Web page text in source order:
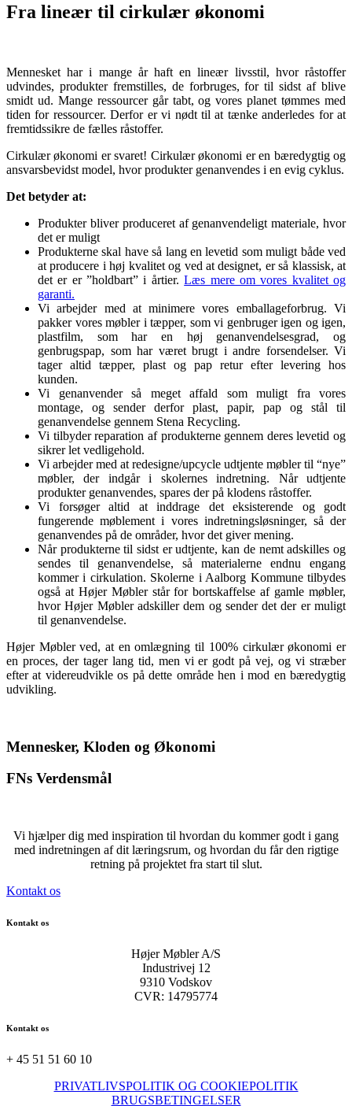
Fra lineær til cirkulær økonomi
Mennesket har i mange år haft en lineær livsstil, hvor råstoffer
udvindes, produkter fremstilles, de forbruges, for til sidst af blive
smidt ud. Mange ressourcer går tabt, og vores planet tømmes med
tiden for ressourcer. Derfor er vi nødt til at tænke anderledes for at
fremtidssikre de fælles råstoffer.
Cirkulær økonomi er svaret! Cirkulær økonomi er en bæredygtig og
ansvarsbevidst model, hvor produkter genanvendes i en evig cyklus.
Det betyder at:
Produkter bliver produceret af genanvendeligt materiale, hvor
det er muligt
Produkterne skal have så lang en levetid som muligt både ved
at producere i høj kvalitet og ved at designet, er så klassisk, at
det er er ”holdbart” i årtier. Læs mere om vores kvalitet og
garanti.
Vi arbejder med at minimere vores emballageforbrug. Vi
pakker vores møbler i tæpper, som vi genbruger igen og igen,
plastfilm, som har en høj genanvendelsesgrad, og
genbrugspap, som har været brugt i andre forsendelser. Vi
tager altid tæpper, plast og pap retur efter levering hos
kunden.
Vi genanvender så meget affald som muligt fra vores
montage, og sender derfor plast, papir, pap og stål til
genanvendelse gennem Stena Recycling.
Vi tilbyder reparation af produkterne gennem deres levetid og
sikrer let vedligehold.
Vi arbejder med at redesigne/upcycle udtjente møbler til “nye”
møbler, der indgår i skolernes indretning. Når udtjente
produkter genanvendes, spares der på klodens råstoffer.
Vi forsøger altid at inddrage det eksisterende og godt
fungerende møblement i vores indretningsløsninger, så der
genanvendes på de områder, hvor det giver mening.
Når produkterne til sidst er udtjente, kan de nemt adskilles og
sendes til genanvendelse, så materialerne endnu engang
kommer i cirkulation. Skolerne i Aalborg Kommune tilbydes
også at Højer Møbler står for bortskaffelse af gamle møbler,
hvor Højer Møbler adskiller dem og sender det der er muligt
til genanvendelse.
Højer Møbler ved, at en omlægning til 100% cirkulær økonomi er
en proces, der tager lang tid, men vi er godt på vej, og vi stræber
efter at videreudvikle os på dette område hen i mod en bæredygtig
udvikling.
Mennesker, Kloden og Økonomi
FNs Verdensmål
Vi hjælper dig med inspiration til hvordan du kommer godt i gang
med indretningen af dit læringsrum, og hvordan du får den rigtige
retning på projektet fra start til slut.
Kontakt os
Kontakt os
Højer Møbler A/S
Industrivej 12
9310 Vodskov
CVR: 14795774
Kontakt os
+ 45 51 51 60 10
PRIVATLIVSPOLITIK OG COOKIEPOLITIK
BRUGSBETINGELSER